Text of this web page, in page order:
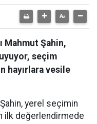
Mahmut Şahin,
seçim
hayırlara vesile
yerel seçimin
ilk değerlendirmede